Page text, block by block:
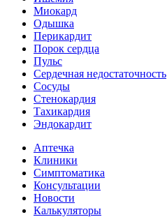
Миокард
Одышка
Перикардит
Порок сердца
Пульс
Сердечная недостаточность
Сосуды
Стенокардия
Тахикардия
Эндокардит
Аптечка
Клиники
Симптоматика
Консультации
Новости
Калькуляторы